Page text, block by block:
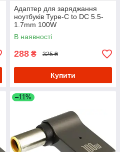
Адаптер для заряджання
ноутбуків Type-C to DC 5.5-
1.7mm 100W
В наявності
288 ₴ 325 ₴
Купити
–11%